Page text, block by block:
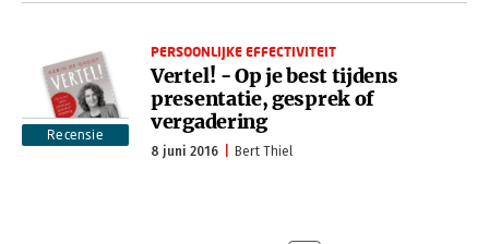
Recensie
PERSOONLIJKE EFFECTIVITEIT
Vertel! - Op je best tijdens
presentatie, gesprek of
vergadering
8 juni 2016 Bert Thiel